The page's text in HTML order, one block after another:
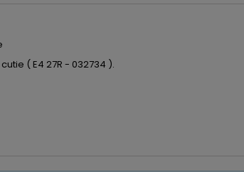
( E4 27R - 032734 ).